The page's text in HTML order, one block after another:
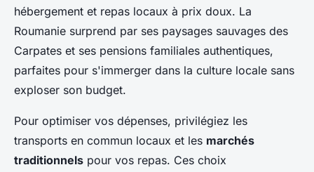
hébergement et repas locaux à prix doux. La
Roumanie surprend par ses paysages sauvages des
Carpates et ses pensions familiales authentiques,
parfaites pour s'immerger dans la culture locale sans
exploser son budget.
Pour optimiser vos dépenses, privilégiez les
transports en commun locaux et les marchés
traditionnels pour vos repas. Ces choix